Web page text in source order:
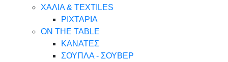
ΧΑΛΙΑ & TEXTILES
ΡΙΧΤΑΡΙΑ
ON THE TABLE
ΚΑΝΑΤΕΣ
ΣΟΥΠΛΑ - ΣΟΥΒΕΡ